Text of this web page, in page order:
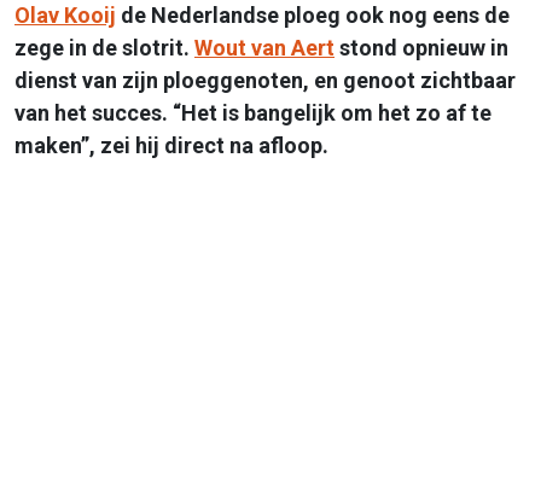
Olav Kooij de Nederlandse ploeg ook nog eens de
zege in de slotrit. Wout van Aertstond opnieuw in
dienst van zijn ploeggenoten, en genoot zichtbaar
van het succes. “Het is bangelijk om het zo af te
maken”, zei hij direct na afloop.